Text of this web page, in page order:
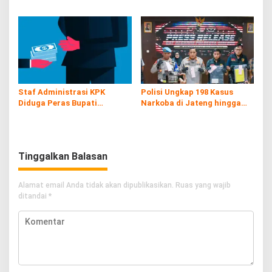
Staf Administrasi KPK
Diduga Peras Bupati
Polisi Ungkap 198 Kasus
Narkoba di Jateng hingga
Tinggalkan Balasan
Alamat email Anda tidak akan dipublikasikan. Ruas yang wajib
ditandai *